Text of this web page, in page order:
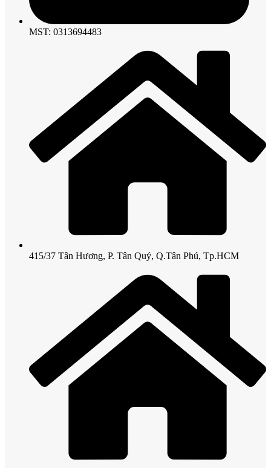
MST: 0313694483
415/37 Tân Hương, P. Tân Quý, Q.Tân Phú, Tp.HCM